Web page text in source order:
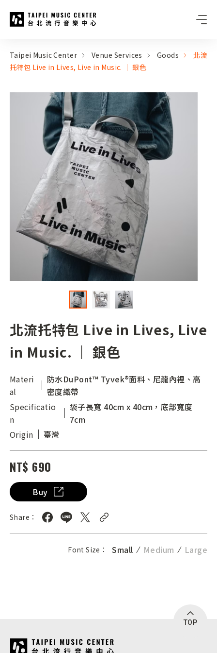
:::
Taipei Music Center Venue Services Goods
北流
托特包 Live in Lives, Live in Music. ｜ 銀色
北流托特包 Live in Lives, Live
in Music. ｜ 銀色
Materi
al
防水DuPont™ Tyvek®面料、尼龍內裡、高
密度織帶
Specificatio
n
袋子長寬 40cm x 40cm，底部寬度
7cm
Origin
臺灣
NT$ 690
Buy
Share：
Font Size： Small Medium Large
TOP
:::